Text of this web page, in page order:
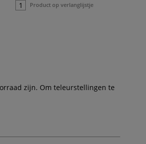
Product op verlanglijstje
zijn. Om teleurstellingen te